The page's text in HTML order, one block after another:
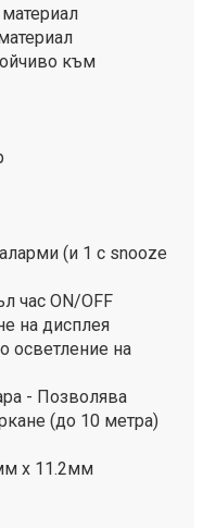
към
(и 1 с snooze
час ON/OFF
на дисплея
осветлениe на
- Позволява
(до 10 метра)
x 11.2мм